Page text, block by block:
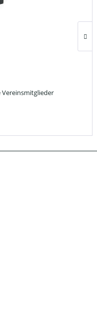
Vereinsmitglieder